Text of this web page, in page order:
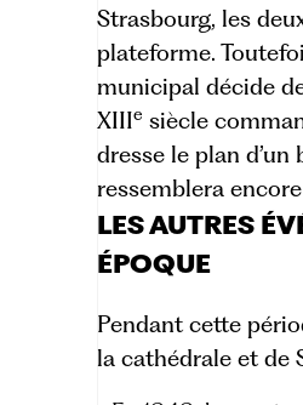
Strasbourg, les
plateforme.
municipal décide
XIIIe siècle
dresse le plan
ressemblera
LES AUTRES
ÉPOQUE
Pendant cette
la cathédrale et de